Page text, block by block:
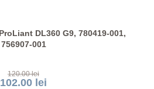
DL360 G9, 780419-001,
756907-001
120.00 lei
102.00 lei